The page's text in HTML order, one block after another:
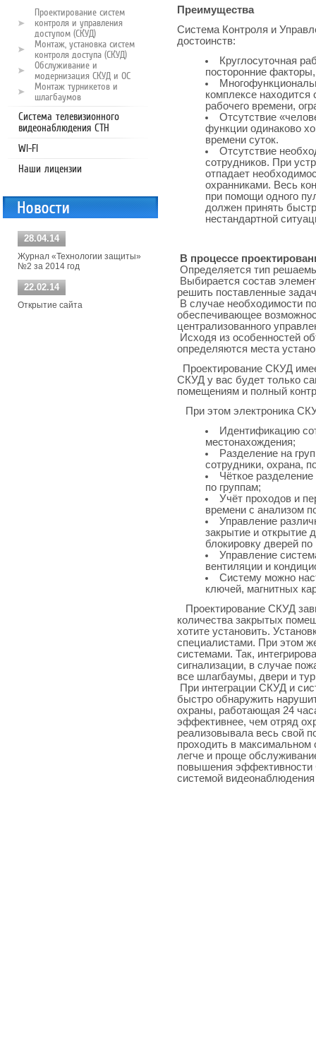
Проектирование систем
контроля и управления
доступом (СКУД)
Монтаж, установка систем
контроля доступа (СКУД)
Обслуживание и
модернизация СКУД и ОС
Монтаж турникетов и
шлагбаумов
Система телевизионного
видеонаблюдения СТН
WI-FI
Наши лицензии
28.04.14
Журнал «Технологии защиты»
№2 за 2014 год
22.02.14
Открытие сайта
Преимущества
Система Контроля и
достоинств:
Круглосуточная
посторонние
комплексе находится
рабочего времени,
Отсутствие
функции одинаково
времени суток.
Отсутствие
сотрудников. При
отпадает
охранниками. Весь
при помощи одного
должен принять
нестандартной
В процессе
Определяется тип
Выбирается состав
решить поставленные
В случае необходимости
обеспечивающее
централизованного
Исходя из особенностей
определяются места
Проектирование СКУД
СКУД у вас будет только
помещениям и полный
При этом электроника
Идентификацию
местонахождения;
Разделение на
сотрудники, охрана,
Чёткое
по группам;
Учёт проходов и
времени с анализом
Управление
закрытие и открытие
блокировку дверей
Управление
вентиляции и
Систему можно
ключей, магнитных
Проектирование СКУД
количества закрытых
хотите установить.
специалистами. При этом
системами. Так,
сигнализации, в случае
все шлагбаумы, двери и
При интеграции СКУД и
быстро обнаружить
охраны, работающая 24
эффективнее, чем отряд
реализовывала весь свой
проходить в максимальном
легче и проще
повышения
системой